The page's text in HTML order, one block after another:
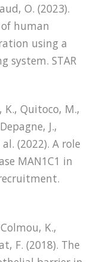
O. (2023).
human
using a
system. STAR
K., Quitoco, M.,
J.,
(2022). A role
MAN1C1 in
K.,
F. (2018). The